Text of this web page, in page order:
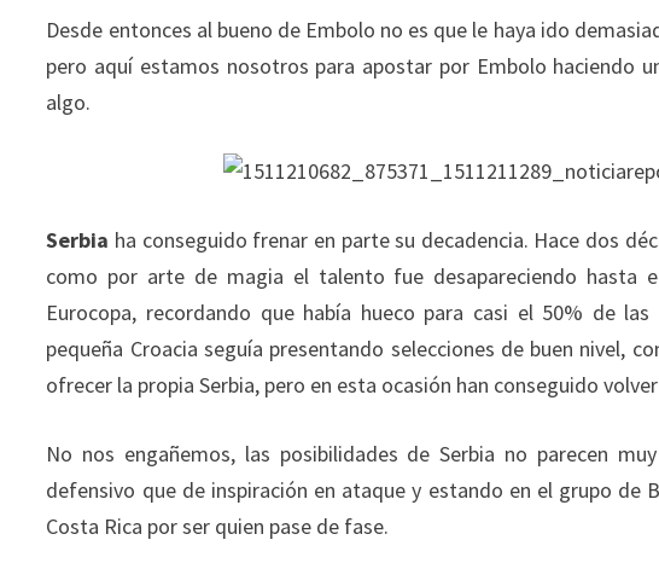
Desde entonces al bueno de Embolo no es que le haya ido
pero aquí estamos nosotros para apostar por Embolo haciendo
algo.
Serbia ha conseguido frenar en parte su decadencia. Hace dos
como por arte de magia el talento fue desapareciendo hasta
Eurocopa, recordando que había hueco para casi el 50% de
pequeña Croacia seguía presentando selecciones de buen nivel,
ofrecer la propia Serbia, pero en esta ocasión han conseguido
No nos engañemos, las posibilidades de Serbia no parecen
defensivo que de inspiración en ataque y estando en el grupo de
Costa Rica por ser quien pase de fase.